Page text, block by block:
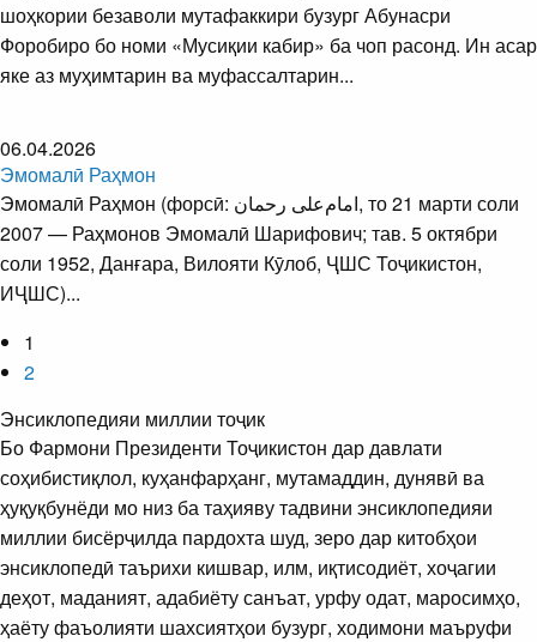
шоҳкории безаволи мутафаккири бузург Абунасри
Форобиро бо номи «Мусиқии кабир» ба чоп расонд. Ин асар
яке аз муҳимтарин ва муфассалтарин...
06.04.2026
Эмомалӣ Раҳмон
Эмомалӣ Раҳмон (форсӣ: امام‌علی رحمان‎‎, то 21 марти соли
2007 — Раҳмонов Эмомалӣ Шарифович; тав. 5 октябри
соли 1952, Данғара, Вилояти Кӯлоб, ҶШС Тоҷикистон,
ИҶШС)...
1
2
Энсиклопедияи миллии тоҷик
Бо Фармони Президенти Тоҷикистон дар давлати
соҳибистиқлол, куҳанфарҳанг, мутамаддин, дунявӣ ва
ҳуқуқбунёди мо низ ба таҳияву тадвини энсиклопедияи
миллии бисёрҷилда пардохта шуд, зеро дар китобҳои
энсиклопедӣ таърихи кишвар, илм, иқтисодиёт, хоҷагии
деҳот, маданият, адабиёту санъат, урфу одат, маросимҳо,
ҳаёту фаъолияти шахсиятҳои бузург, ходимони маъруфи